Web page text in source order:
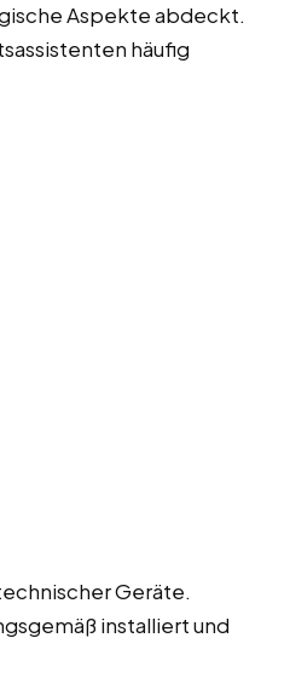
Aspekte abdeckt.
häufig
Geräte.
installiert und